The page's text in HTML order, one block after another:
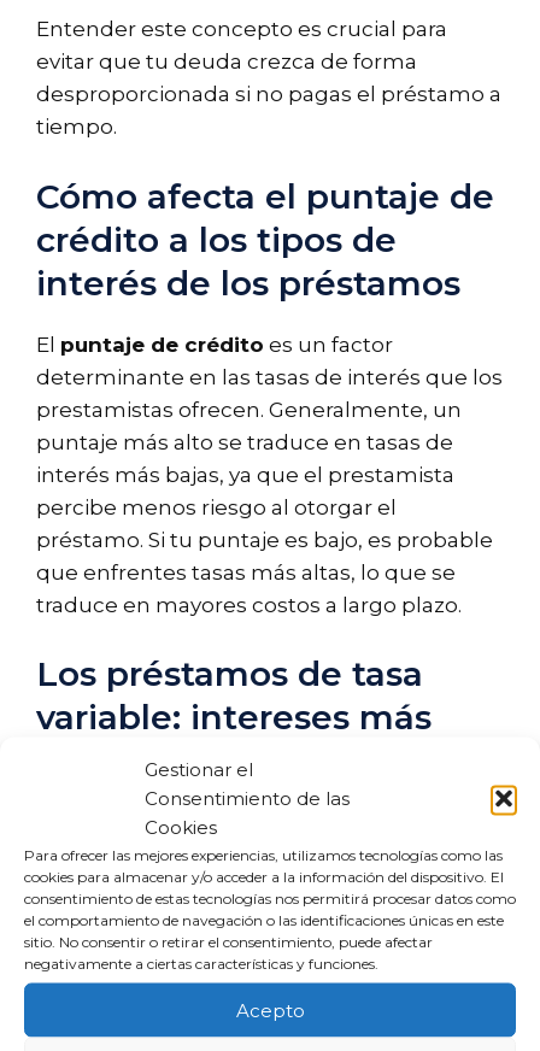
Gestionar el
Consentimiento de las
Cookies
Para ofrecer las mejores experiencias, utilizamos tecnologías como las
cookies para almacenar y/o acceder a la información del dispositivo. El
consentimiento de estas tecnologías nos permitirá procesar datos como
el comportamiento de navegación o las identificaciones únicas en este
sitio. No consentir o retirar el consentimiento, puede afectar
negativamente a ciertas características y funciones.
Acepto
Entender este concepto es crucial para
evitar que tu deuda crezca de forma
desproporcionada si no pagas el préstamo a
tiempo.
Cómo afecta el puntaje de
crédito a los tipos de
interés de los préstamos
El puntaje de crédito es un factor
determinante en las tasas de interés que los
prestamistas ofrecen. Generalmente, un
puntaje más alto se traduce en tasas de
interés más bajas, ya que el prestamista
percibe menos riesgo al otorgar el
préstamo. Si tu puntaje es bajo, es probable
que enfrentes tasas más altas, lo que se
traduce en mayores costos a largo plazo.
Los préstamos de tasa
variable: intereses más
préstamos de tasa variable
parecer atractivos al inicio debido a sus tasas
de interés más bajas. Sin embargo, estas
tasas pueden fluctuar a lo largo del tiempo,
lo que puede llevar a pagos más altos en el
futuro. Es crucial leer los términos con
detenimiento para entender cómo se